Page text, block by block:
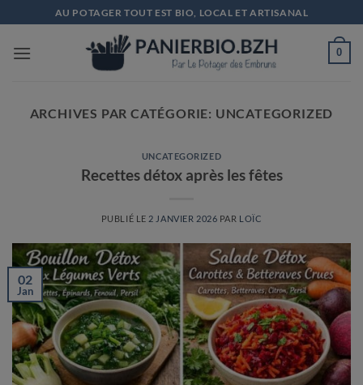
au
contenu
AU POTAGER TOUT EST BIO, LOCAL ET ARTISANAL
0
ARCHIVES PAR CATÉGORIE: UNCATEGORIZED
UNCATEGORIZED
Recettes détox après les fêtes
PUBLIÉ LE 2 JANVIER 2026 PAR LOÏC
02
Jan